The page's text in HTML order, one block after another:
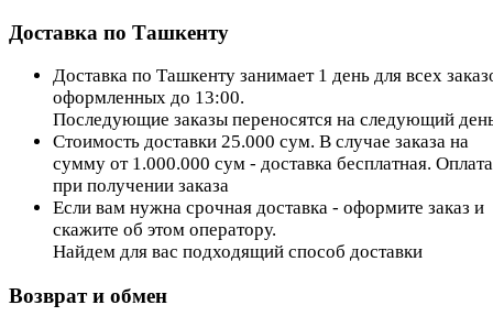
Доставка по Ташкенту
Доставка по Ташкенту занимает 1 день для всех
оформленных до 13:00.
Последующие заказы переносятся на следующий
Стоимость доставки 25.000 сум. В случае заказа на
сумму от 1.000.000 сум - доставка бесплатная. Оплата
при получении заказа
Если вам нужна срочная доставка - оформите заказ и
скажите об этом оператору.
Найдем для вас подходящий способ доставки
Возврат и обмен